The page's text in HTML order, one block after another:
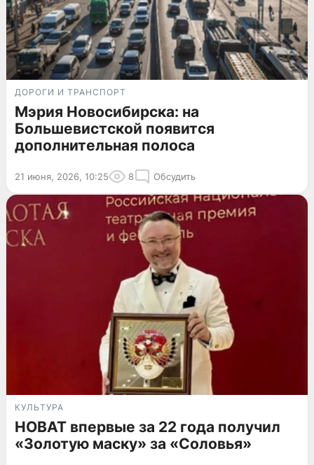
ДОРОГИ И ТРАНСПОРТ
Мэрия Новосибирска: на
Большевистской появится
дополнительная полоса
21 июня, 2026, 10:25 8 Обсудить
КУЛЬТУРА
НОВАТ впервые за 22 года получил
«Золотую маску» за «Соловья»